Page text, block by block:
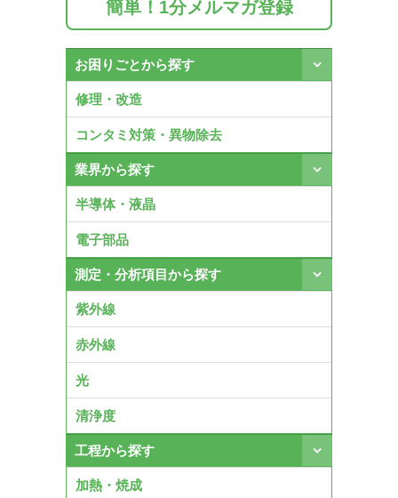
簡単！1分メルマガ登録
お困りごとから探す
修理・改造
コンタミ対策・異物除去
業界から探す
半導体・液晶
電子部品
測定・分析項目から探す
紫外線
赤外線
光
清浄度
工程から探す
加熱・焼成